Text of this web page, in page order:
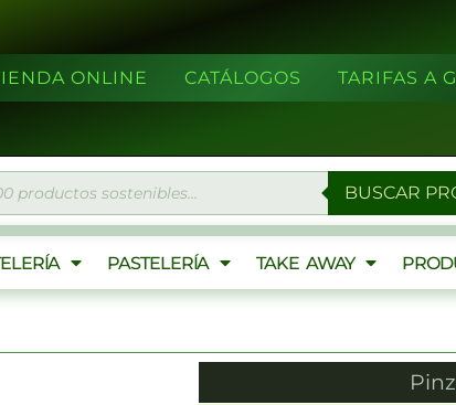
ONLINE CATÁLOGOS TARIFAS A
BUSCAR
PASTELERÍA TAKE AWAY